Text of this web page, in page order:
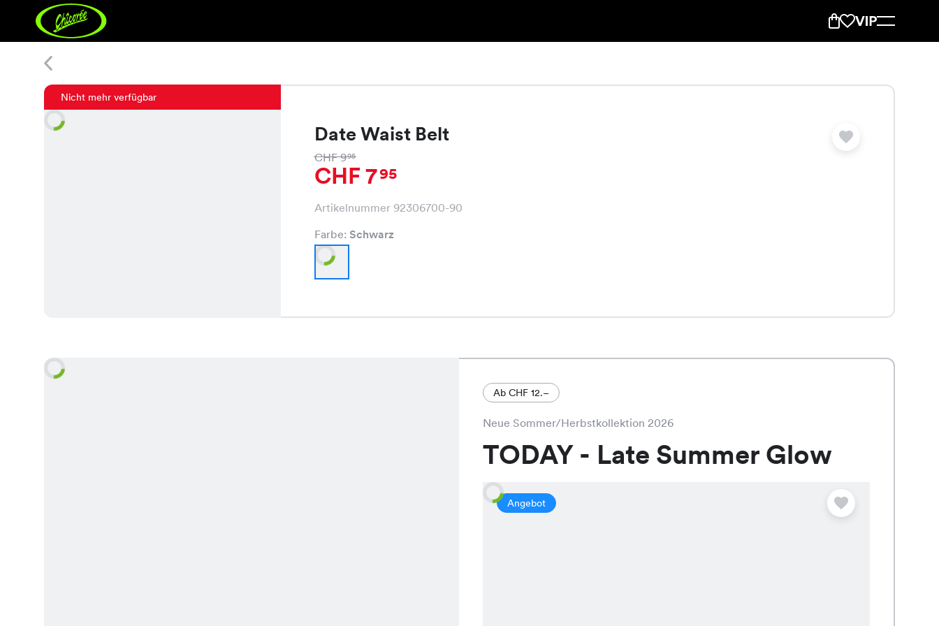
Nicht mehr verfügbar
Date Waist Belt
CHF 995
CHF 795
Artikelnummer 92306700-90
Farbe: Schwarz
Ab CHF 12.–
Neue Sommer/Herbstkollektion 2026
TODAY - Late Summer Glow
Angebot